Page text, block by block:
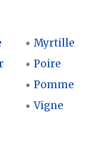
Myrtille
Poire
Pomme
Vigne